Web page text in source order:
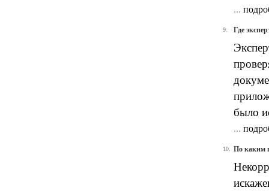
...
9. Где
было
...
10. По каким